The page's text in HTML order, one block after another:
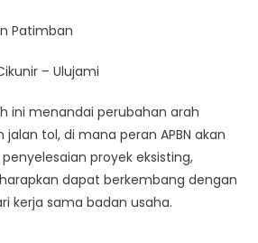
Patimban
– Ulujami
ini menandai perubahan arah
tol, di mana peran APBN akan
proyek eksisting,
dapat berkembang dengan
kerja sama badan usaha.